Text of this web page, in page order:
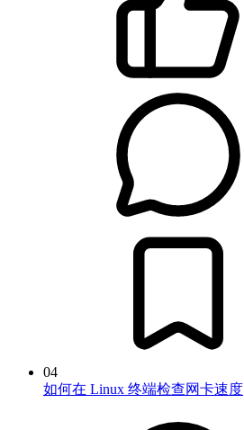
04
如何在 Linux 终端检查网卡速度